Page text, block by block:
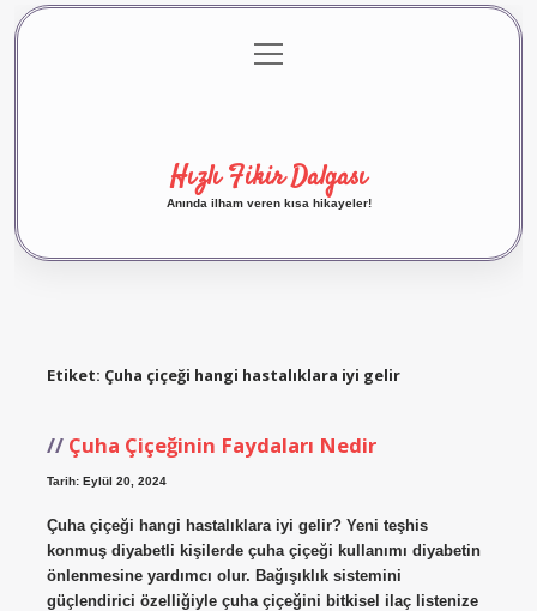
Gizlilik Politikası
menüyü
aç
Hızlı Fikir Dalgası
Anında ilham veren kısa hikayeler!
Etiket: Çuha çiçeği hangi hastalıklara iyi gelir
Çuha Çiçeğinin Faydaları Nedir
Tarih: Eylül 20, 2024
Çuha çiçeği hangi hastalıklara iyi gelir? Yeni teşhis
konmuş diyabetli kişilerde çuha çiçeği kullanımı diyabetin
önlenmesine yardımcı olur. Bağışıklık sistemini
güçlendirici özelliğiyle çuha çiçeğini bitkisel ilaç listenize